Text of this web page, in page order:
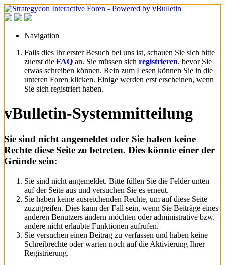
Navigation
Falls dies Ihr erster Besuch bei uns ist, schauen Sie sich bitte
zuerst die FAQ an. Sie müssen sich registrieren, bevor Sie
etwas schreiben können. Rein zum Lesen können Sie in die
unteren Foren klicken. Einige werden erst erscheinen, wenn
Sie sich registriert haben.
vBulletin-Systemmitteilung
Sie sind nicht angemeldet oder Sie haben keine
Rechte diese Seite zu betreten. Dies könnte einer der
Gründe sein:
Sie sind nicht angemeldet. Bitte füllen Sie die Felder unten
auf der Seite aus und versuchen Sie es erneut.
Sie haben keine ausreichenden Rechte, um auf diese Seite
zuzugreifen. Dies kann der Fall sein, wenn Sie Beiträge eines
anderen Benutzers ändern möchten oder administrative bzw.
andere nicht erlaubte Funktionen aufrufen.
Sie versuchen einen Beitrag zu verfassen und haben keine
Schreibrechte oder warten noch auf die Aktivierung Ihrer
Registrierung.